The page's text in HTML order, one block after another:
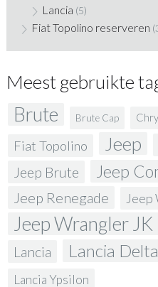
Lancia (5)
Fiat Topolino reserveren
Meest gebruikte
Brute Brute Cap
Fiat Topolino Jeep
Jeep Brute Jeep
Jeep Renegade Jeep
Jeep Wrangler JK
Lancia Lancia Delta
Lancia Ypsilon